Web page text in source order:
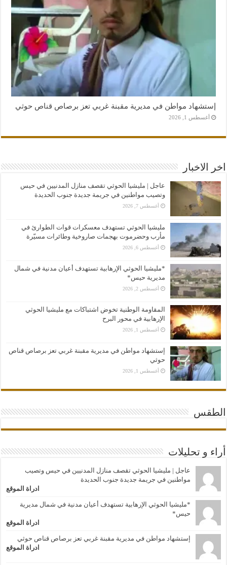
إستشهاد مواطن في مديرية مقبنة غربي تعز برصاص قناص حوثي
أغسطس 1, 2026
اخر الاخبار
عاجل | مليشيا الحوثي تقصف منازل المدنيين في حيس
وتصيب مواطنين في جريمة جديدة جنوب الحديدة
أغسطس 7, 2026
مليشيا الحوثي تستهدف معسكرات قوات الطوارئ في
مأرب وحضرموت بهجمات صاروخية وطائرات مسيّرة
أغسطس 6, 2026
*مليشيا الحوثي الإرهابية تستهدف أعيان مدنية في شمال
مديرية حيس*
أغسطس 2, 2026
المقاومة الوطنية تخوض اشتباكات مع مليشيا الحوثي
الإرهابية في محور البرح
أغسطس 1, 2026
إستشهاد مواطن في مديرية مقبنة غربي تعز برصاص قناص
حوثي
أغسطس 1, 2026
الطقس
أراء و تحليلات
عاجل | مليشيا الحوثي تقصف منازل المدنيين في حيس وتصيب
مواطنين في جريمة جديدة جنوب الحديدة
ادراة الموقع
*مليشيا الحوثي الإرهابية تستهدف أعيان مدنية في شمال مديرية
حيس*
ادراة الموقع
إستشهاد مواطن في مديرية مقبنة غربي تعز برصاص قناص حوثي
ادراة الموقع